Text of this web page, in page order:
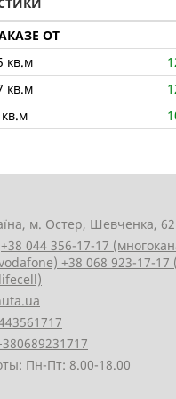
ОТ
кв.м
кв.м
кв.м
м. Остер, Шевченка, 62
+38 044 356-17-17
+38 068 923-17-17
Пн-Пт: 8.00-18.00